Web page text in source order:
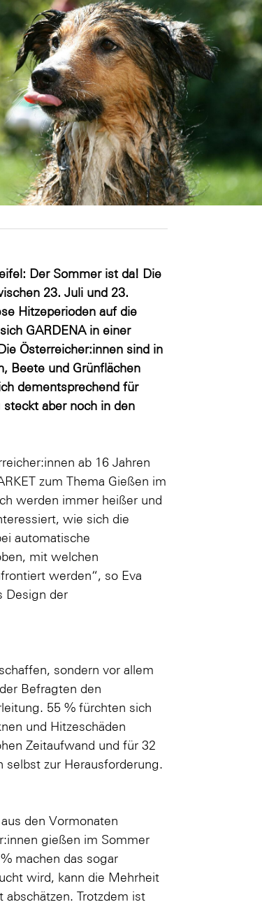
Der Sommer ist da! Die
23. Juli und 23.
Hitzeperioden auf die
GARDENA in einer
Österreicher:innen sind in
Beete und Grünflächen
dementsprechend für
aber noch in den
ab 16 Jahren
zum Thema Gießen im
werden immer heißer und
wie sich die
automatische
mit welchen
werden“, so Eva
Design der
sondern vor allem
Befragten den
55 % fürchten sich
und Hitzeschäden
Zeitaufwand und für 32
zur Herausforderung.
den Vormonaten
gießen im Sommer
machen das sogar
wird, kann die Mehrheit
Trotzdem ist